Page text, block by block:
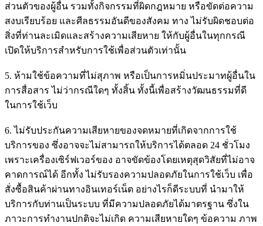
ส่วนตัวของผู้อื่น รวมทั้งกิจกรรมที่ผิดกฎหมาย หรือขัดต่อความ
สงบเรียบร้อย และศีลธรรมอันดีของสังคม ทาง ไม่รับผิดชอบต่อ
สิ่งที่ท่านละเมิดและสร้างความเสียหาย ให้กับผู้อื่นในทุกกรณี
เปิดให้บริการสำหรับการใช้เพื่อส่วนตัวเท่านั้น
5. ห้ามใช้ข้อความที่ไม่สุภาพ หรือเป็นการหมิ่นประมาทผู้อื่นใน
การสื่อสาร ไม่ว่ากรณีใดๆ ทั้งสิ้น ทั้งนี้เพื่อสร้างวัฒนธรรมที่ดี
ในการใช้เว็บ
6. ไม่รับประกันความเสียหายของจดหมายที่เกิดจากการใช้
บริการของ ซึ่งอาจจะไม่สามารถให้บริการได้ตลอด 24 ชั่วโมง
เพราะเครื่องเซิร์ฟเวอร์ของ อาจขัดข้องโดยเหตุสุดวิสัยที่ไม่อาจ
คาดการณ์ได้ อีกทั้ง ไม่รับรองความปลอดภัยในการใช้เว็บ เพื่อ
สั่งซื้อสินค้าผ่านทางอินเทอร์เน็ต อย่างไรก็ดีระบบที่ นำมาให้
บริการกับท่านเป็นระบบ ที่มีความปลอดภัยได้มาตรฐาน ซึ่งใน
ภาวะการทำงานปกติจะไม่เกิด ความเสียหายใดๆ ข้อความ ภาพ